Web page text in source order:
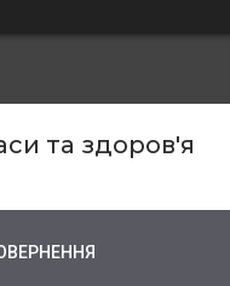
та здоров'я